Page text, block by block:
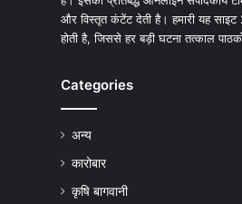
और विस्तृत कंटेंट देती है। हमारी यह
होती है, जिससे हर बड़ी घटना तत्काल
Categories
अन्य
कारोबार
कृषि बागवानी